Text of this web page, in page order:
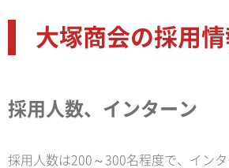
大塚商会の採用情
採用人数、インターン
採用人数は200～300名程度で、イン